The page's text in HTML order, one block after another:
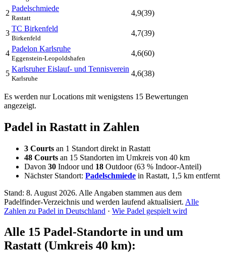
2
Padelschmiede
Rastatt
4,9(39)
3
TC Birkenfeld
Birkenfeld
4,7(39)
4
Padelon Karlsruhe
Eggenstein-Leopoldshafen
4,6(60)
5
Karlsruher Eislauf- und Tennisverein
Karlsruhe
4,6(38)
Es werden nur Locations mit wenigstens 15 Bewertungen
angezeigt.
Padel in Rastatt in Zahlen
3 Courts an 1 Standort direkt in Rastatt
48 Courts an 15 Standorten im Umkreis von 40 km
Davon 30 Indoor und 18 Outdoor (63 % Indoor-Anteil)
Nächster Standort: Padelschmiede in Rastatt, 1,5 km entfernt
Stand: 8. August 2026. Alle Angaben stammen aus dem
Padelfinder-Verzeichnis und werden laufend aktualisiert. Alle
Zahlen zu Padel in Deutschland · Wie Padel gespielt wird
Alle 15 Padel-Standorte in und um
Rastatt (Umkreis 40 km):